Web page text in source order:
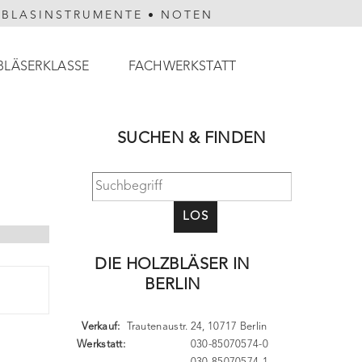
• NOTEN
FACHWERKSTATT
SUCHEN & FINDEN
LOS
DIE HOLZBLÄSER IN
BERLIN
Trautenaustr. 24, 10717 Berlin
Verkauf:
Werkstatt:
030-85070574-0